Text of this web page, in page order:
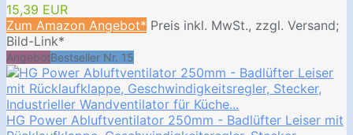
15,39 EUR
Zum Amazon Angebot* Preis inkl. MwSt., zzgl. Versand;
Bild-Link*
AngebotBestseller Nr. 15
HG Power Abluftventilator 250mm - Badlüfter Leiser mit